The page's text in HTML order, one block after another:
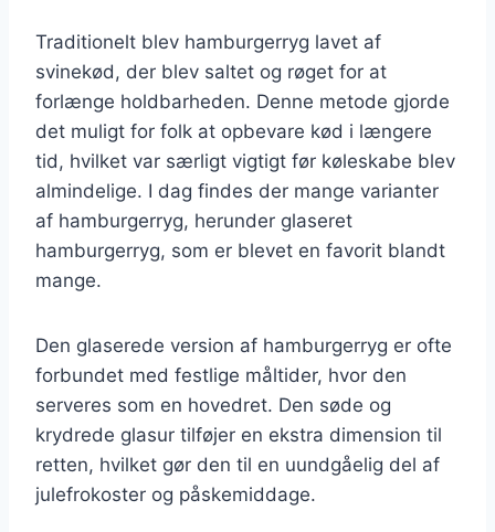
Traditionelt blev hamburgerryg lavet af
svinekød, der blev saltet og røget for at
forlænge holdbarheden. Denne metode gjorde
det muligt for folk at opbevare kød i længere
tid, hvilket var særligt vigtigt før køleskabe blev
almindelige. I dag findes der mange varianter
af hamburgerryg, herunder glaseret
hamburgerryg, som er blevet en favorit blandt
mange.
Den glaserede version af hamburgerryg er ofte
forbundet med festlige måltider, hvor den
serveres som en hovedret. Den søde og
krydrede glasur tilføjer en ekstra dimension til
retten, hvilket gør den til en uundgåelig del af
julefrokoster og påskemiddage.